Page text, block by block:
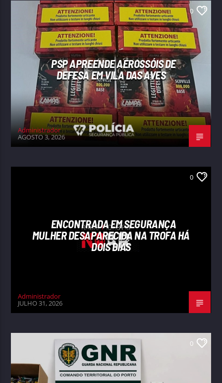
0
PSP APREENDE AEROSSÓIS DE
DEFESA EM VILA DAS AVES
Administrador
AGOSTO 3, 2026
0
ENCONTRADA EM SEGURANÇA
MULHER DESAPARECIDA NA TROFA HÁ
DOIS DIAS
Administrador
JULHO 31, 2026
0